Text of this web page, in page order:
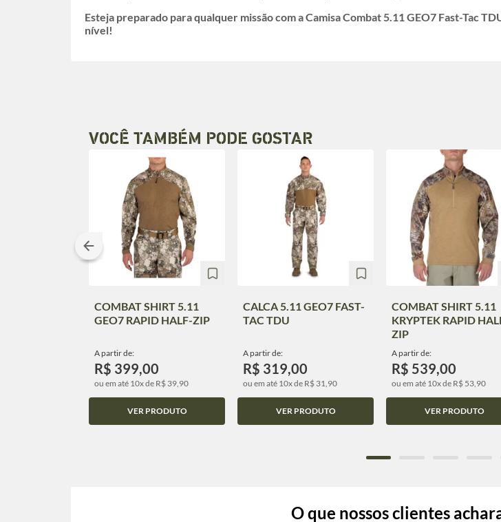
Esteja preparado para qualquer missão com a Camisa Combat 5.11 GEO7 Fast-Tac
nível!
VOCÊ TAMBÉM PODE GOSTAR
COMBAT SHIRT 5.11
GEO7 RAPID HALF-ZIP
A partir de:
R$ 399,00
ou em até 10x de R$ 39,90
VER PRODUTO
CALCA 5.11 GEO7 FAST-
TAC TDU
A partir de:
R$ 319,00
ou em até 10x de R$ 31,90
VER PRODUTO
COMBAT SHIRT 5.11
KRYPTEK RAPID
ZIP
A partir de:
R$ 539,00
ou em até 10x de R$ 53,90
VER PRODUTO
O que nossos clientes